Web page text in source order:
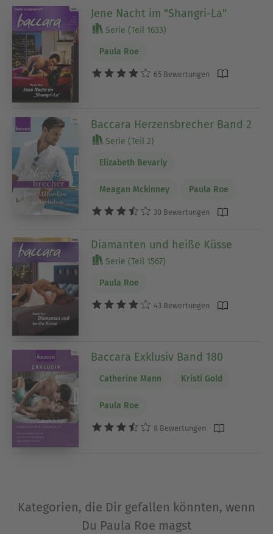
Ihren Fernseher hat sie letztes Jahr
rausgeschmissen, den braucht sie nicht mehr, um
ihre Fantasie auf Reisen zu schicken.
Jene Nacht im "Shangri-La"
Serie (Teil 1633)
Paula Roe
65 Bewertungen
Baccara Herzensbrecher Band 2
Serie (Teil 2)
Elizabeth Bevarly
Meagan Mckinney Paula Roe
30 Bewertungen
Diamanten und heiße Küsse
Serie (Teil 1567)
Paula Roe
43 Bewertungen
Baccara Exklusiv Band 180
Catherine Mann Kristi Gold
Paula Roe
8 Bewertungen
Kategorien, die Dir gefallen könnten, wenn
Du Paula Roe magst